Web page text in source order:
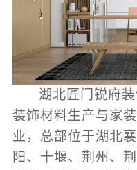
湖北匠门锐府
装饰材料生产与家
业，总部位于湖北
阳、十堰、荆州、